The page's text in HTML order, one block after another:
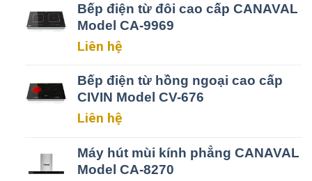
Bếp điện từ đôi cao cấp CANAVAL
Model CA-9969
Liên hệ
Bếp điện từ hồng ngoại cao cấp
CIVIN Model CV-676
Liên hệ
Máy hút mùi kính phẳng CANAVAL
Model CA-8270